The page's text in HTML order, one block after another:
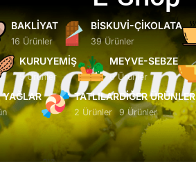
BAKLIYAT
16 Ürünler
BISKUVI-ÇIKOLATA
39 Ürünler
KURUYEMIŞ
5 Ürünler
MEYVE-SEBZE
6 Ürünler
TATLILAR
2 Ürünler
DIĞER ÜRÜNLER
9 Ürünler